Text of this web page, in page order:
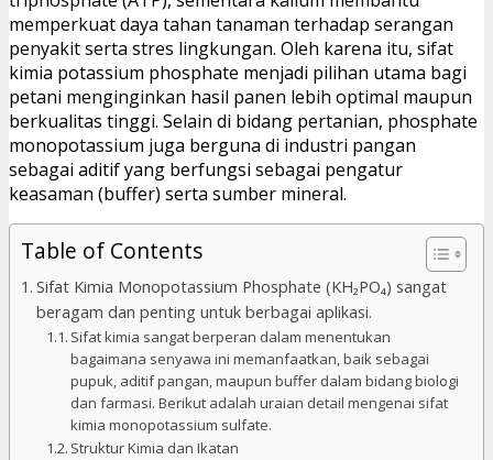
memperkuat daya tahan tanaman terhadap serangan
penyakit serta stres lingkungan. Oleh karena itu, sifat
kimia potassium phosphate menjadi pilihan utama bagi
petani menginginkan hasil panen lebih optimal maupun
berkualitas tinggi. Selain di bidang pertanian, phosphate
monopotassium juga berguna di industri pangan
sebagai aditif yang berfungsi sebagai pengatur
keasaman (buffer) serta sumber mineral.
Table of Contents
Sifat Kimia Monopotassium Phosphate (KH₂PO₄) sangat
beragam dan penting untuk berbagai aplikasi.
Sifat kimia sangat berperan dalam menentukan
bagaimana senyawa ini memanfaatkan, baik sebagai
pupuk, aditif pangan, maupun buffer dalam bidang biologi
dan farmasi. Berikut adalah uraian detail mengenai sifat
kimia monopotassium sulfate.
Struktur Kimia dan Ikatan